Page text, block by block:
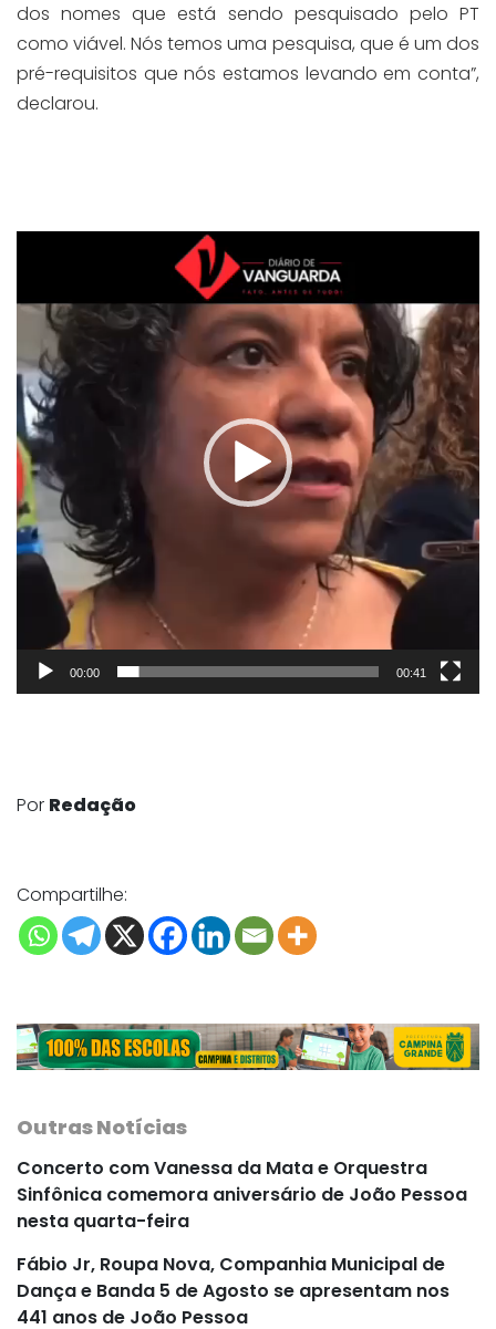
dos nomes que está sendo pesquisado pelo PT
como viável. Nós temos uma pesquisa, que é um dos
pré-requisitos que nós estamos levando em conta”,
declarou.
00:00 00:41
Por Redação
Compartilhe:
Outras Notícias
Concerto com Vanessa da Mata e Orquestra
Sinfônica comemora aniversário de João Pessoa
nesta quarta-feira
Fábio Jr, Roupa Nova, Companhia Municipal de
Dança e Banda 5 de Agosto se apresentam nos
441 anos de João Pessoa